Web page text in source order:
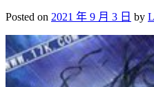
Posted on 2021 年 9 月 3 日 by